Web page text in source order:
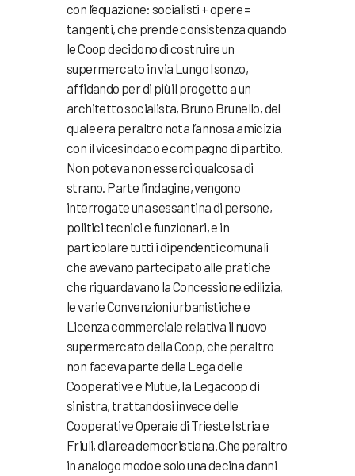
con l’equazione: socialisti + opere =
tangenti, che prende consistenza quando
le Coop decidono di costruire un
supermercato in via Lungo Isonzo,
affidando per di più il progetto a un
architetto socialista, Bruno Brunello, del
quale era peraltro nota l’annosa amicizia
con il vicesindaco e compagno di partito.
Non poteva non esserci qualcosa di
strano. Parte l’indagine, vengono
interrogate una sessantina di persone,
politici tecnici e funzionari, e in
particolare tutti i dipendenti comunali
che avevano partecipato alle pratiche
che riguardavano la Concessione edilizia,
le varie Convenzioni urbanistiche e
Licenza commerciale relativa il nuovo
supermercato della Coop, che peraltro
non faceva parte della Lega delle
Cooperative e Mutue, la Legacoop di
sinistra, trattandosi invece delle
Cooperative Operaie di Trieste Istria e
Friuli, di area democristiana. Che peraltro
in analogo modo e solo una decina d’anni